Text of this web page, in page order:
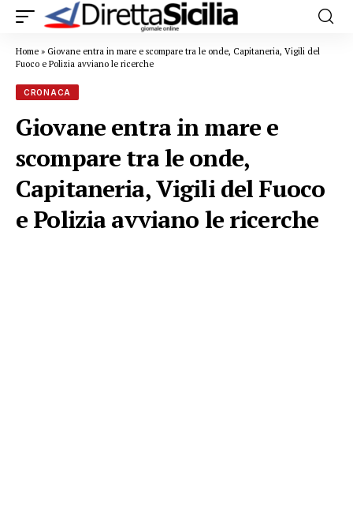
Home » Giovane entra in mare e scompare tra le onde, Capitaneria, Vigili del
Fuoco e Polizia avviano le ricerche
CRONACA
Giovane entra in mare e
scompare tra le onde,
Capitaneria, Vigili del Fuoco
e Polizia avviano le ricerche